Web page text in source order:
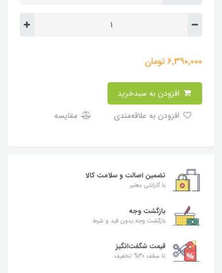
6,390,000تومان
مقایسه
تضمین اصالت و سلامت کالا
با گارانتی معتبر
بازگشت وجه
بازگشت وجه بدون قید و شرط
قیمت شگفت‌انگیز
تا سقف 30% تخفیف